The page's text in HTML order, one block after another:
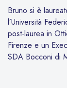
Bruno si è
l’Università
post-laurea in
Firenze e un
SDA Bocconi di